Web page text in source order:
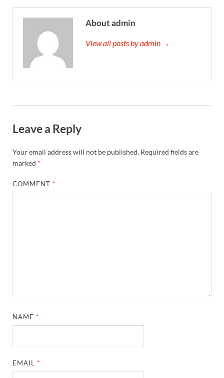
About admin
View all posts by admin →
Leave a Reply
Your email address will not be published. Required fields are
marked *
COMMENT*
NAME*
EMAIL*